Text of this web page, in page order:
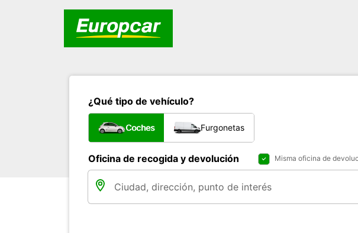
¿Qué tipo de vehículo?
Coches Furgonetas
Oficina de recogida y devolución Misma oficina de